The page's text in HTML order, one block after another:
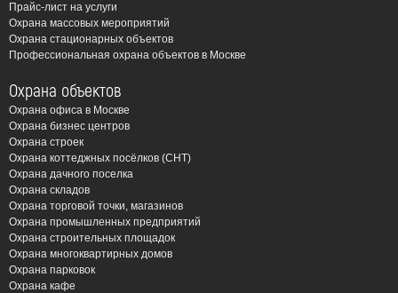
Прайс-лист на услуги
Охрана массовых мероприятий
Охрана стационарных объектов
Профессиональная охрана объектов в Москве
Охрана объектов
Охрана офиса в Москве
Охрана бизнес центров
Охрана строек
Охрана коттеджных посёлков (СНТ)
Охрана дачного поселка
Охрана складов
Охрана торговой точки, магазинов
Охрана промышленных предприятий
Охрана строительных площадок
Охрана многоквартирных домов
Охрана парковок
Охрана кафе